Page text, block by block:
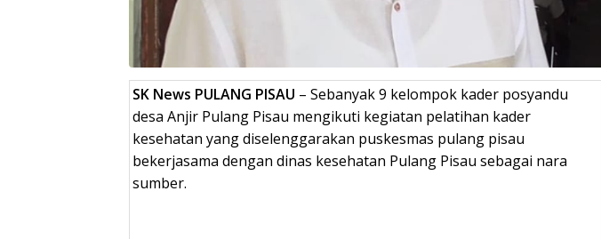
SK News PULANG PISAU – Sebanyak 9 kelompok kader posyandu
desa Anjir Pulang Pisau mengikuti kegiatan pelatihan kader
kesehatan yang diselenggarakan puskesmas pulang pisau
bekerjasama dengan dinas kesehatan Pulang Pisau sebagai nara
sumber.